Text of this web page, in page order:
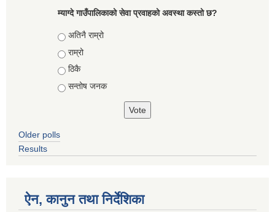
म्याग्दे गाउँपालिकाको सेवा प्रवाहको अवस्था कस्तो छ?
Choices
अतिनै राम्रो
राम्रो
ठिकै
सन्तोष जनक
Older polls
Results
ऐन, कानुन तथा निर्देशिका